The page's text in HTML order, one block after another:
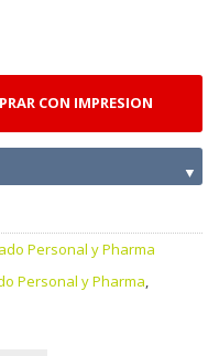
CON IMPRESION
▼
Personal y Pharma
Personal y Pharma,